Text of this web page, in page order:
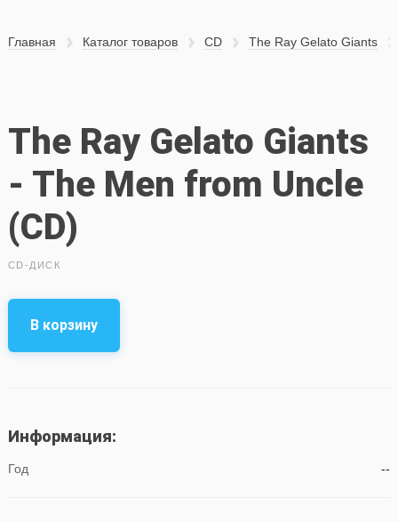
Главная Каталог товаров CD The Ray Gelato Giants
The Ray Gelato Giants
- The Men from Uncle
(CD)
CD-ДИСК
В корзину
Информация:
Год --